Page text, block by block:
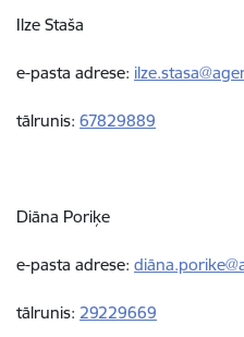
Ilze Staša
e-pasta adrese:
tālrunis: 67829889
Diāna Poriķe
e-pasta adrese:
tālrunis: 29229669